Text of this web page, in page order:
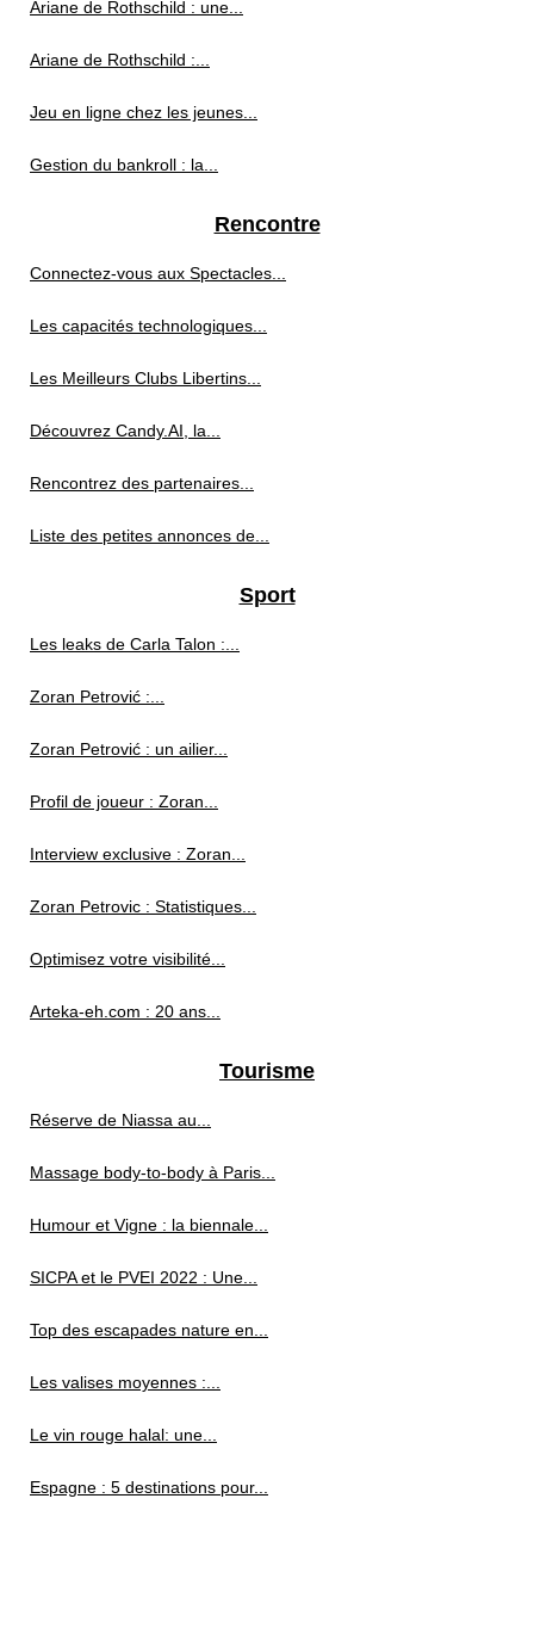
Ariane de Rothschild : une...
Ariane de Rothschild :...
Jeu en ligne chez les jeunes...
Gestion du bankroll : la...
Rencontre
Connectez-vous aux Spectacles...
Les capacités technologiques...
Les Meilleurs Clubs Libertins...
Découvrez Candy.AI, la...
Rencontrez des partenaires...
Liste des petites annonces de...
Sport
Les leaks de Carla Talon :...
Zoran Petrović :...
Zoran Petrović : un ailier...
Profil de joueur : Zoran...
Interview exclusive : Zoran...
Zoran Petrovic : Statistiques...
Optimisez votre visibilité...
Arteka-eh.com : 20 ans...
Tourisme
Réserve de Niassa au...
Massage body-to-body à Paris...
Humour et Vigne : la biennale...
SICPA et le PVEI 2022 : Une...
Top des escapades nature en...
Les valises moyennes :...
Le vin rouge halal: une...
Espagne : 5 destinations pour...